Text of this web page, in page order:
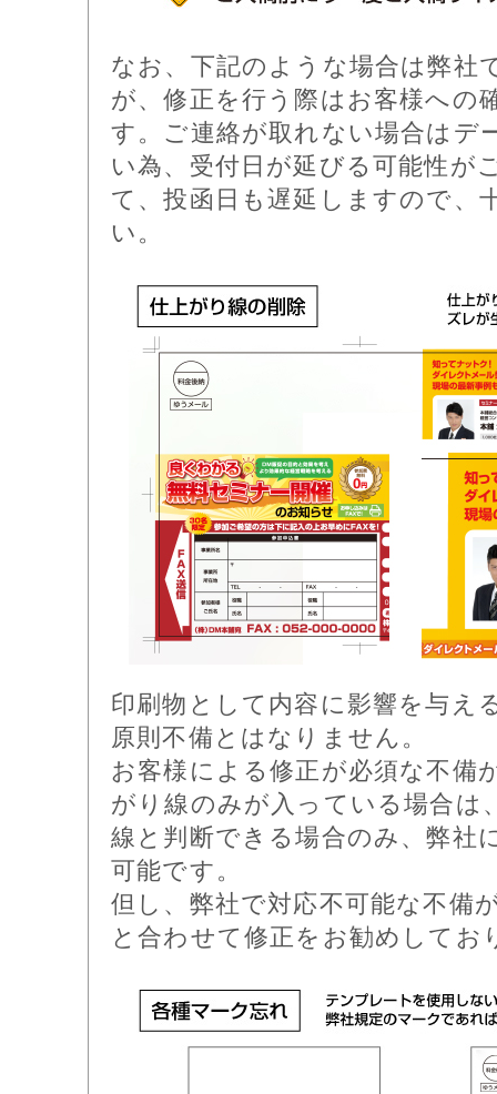
なお、下記のような場合は弊社
が、修正を行う際はお客様への
す。ご連絡が取れない場合はデ
い為、受付日が延びる可能性が
て、投函日も遅延しますので、
い。
印刷物として内容に影響を与え
原則不備とはなりません。
お客様による修正が必須な不備
がり線のみが入っている場合は
線と判断できる場合のみ、弊社
可能です。
但し、弊社で対応不可能な不備
と合わせて修正をお勧めしてお